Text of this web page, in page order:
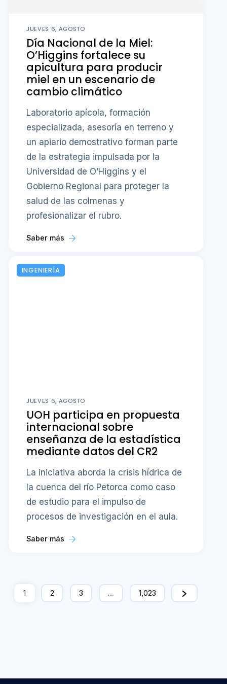
JUEVES 6, AGOSTO
Día Nacional de la Miel:
O’Higgins fortalece su
apicultura para producir
miel en un escenario de
cambio climático
Laboratorio apícola, formación
especializada, asesoría en terreno y
un apiario demostrativo forman parte
de la estrategia impulsada por la
Universidad de O’Higgins y el
Gobierno Regional para proteger la
salud de las colmenas y
profesionalizar el rubro.
Saber más
INGENIERÍA
JUEVES 6, AGOSTO
UOH participa en propuesta
internacional sobre
enseñanza de la estadística
mediante datos del CR2
La iniciativa aborda la crisis hídrica de
la cuenca del río Petorca como caso
de estudio para el impulso de
procesos de investigación en el aula.
Saber más
1 2 3 … 1,023